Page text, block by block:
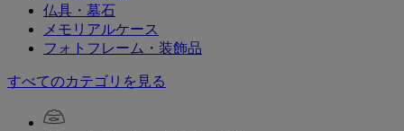
仏具・墓石
メモリアルケース
フォトフレーム・装飾品
すべてのカテゴリを見る